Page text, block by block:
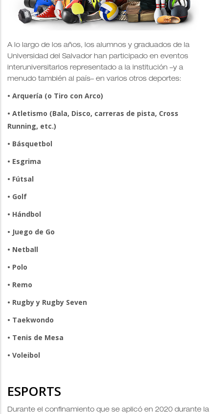
A lo largo de los años, los alumnos y graduados de la
Universidad del Salvador han participado en eventos
interuniversitarios representado a la institución –y a
menudo también al país– en varios otros deportes:
• Arquería (o Tiro con Arco)
• Atletismo (Bala, Disco, carreras de pista, Cross
Running, etc.)
• Básquetbol
• Esgrima
• Fútsal
• Golf
• Hándbol
• Juego de Go
• Netball
• Polo
• Remo
• Rugby y Rugby Seven
• Taekwondo
• Tenis de Mesa
• Voleibol
ESPORTS
Durante el confinamiento que se aplicó en 2020 durante la